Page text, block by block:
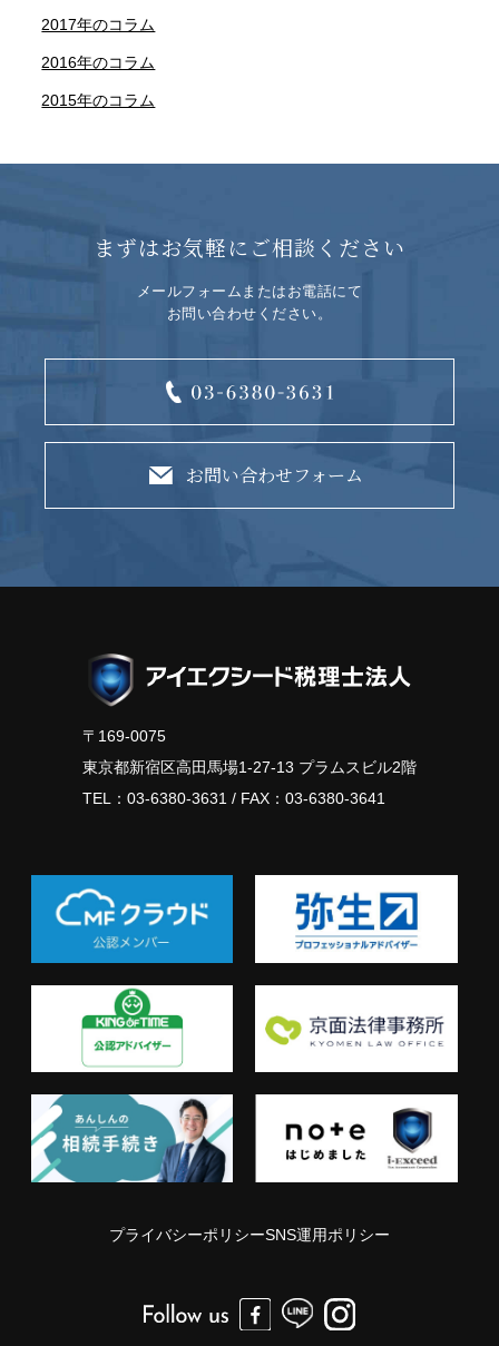
2017年のコラム
2016年のコラム
2015年のコラム
まずはお気軽にご相談ください
メールフォームまたはお電話にて
お問い合わせください。
お問い合わせフォーム
〒169-0075
東京都新宿区高田馬場1-27-13 プラムスビル2階
TEL： 03-6380-3631 / FAX：03-6380-3641
プライバシーポリシーSNS運用ポリシー